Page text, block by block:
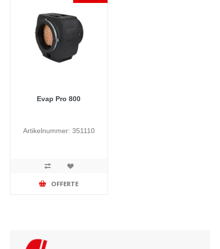
Evap Pro 800
Artikelnummer: 351110
OFFERTE